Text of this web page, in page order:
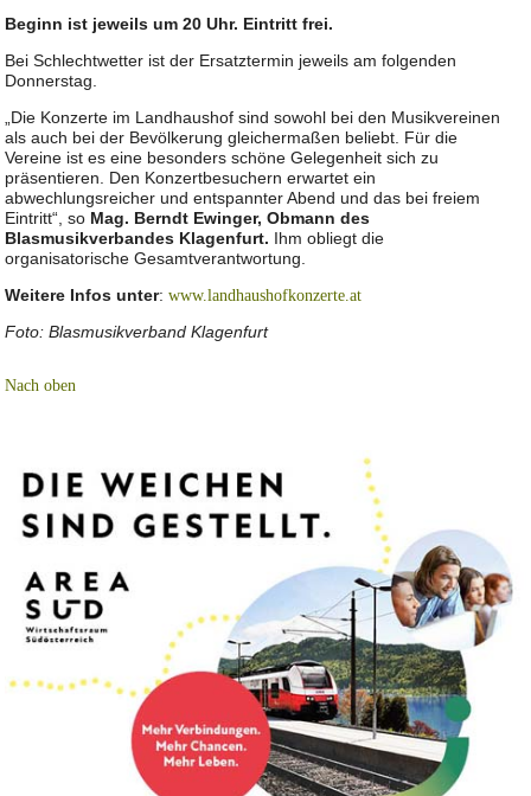
Beginn ist jeweils um 20 Uhr. Eintritt frei.
Bei Schlechtwetter ist der Ersatztermin jeweils am folgenden
Donnerstag.
„Die Konzerte im Landhaushof sind sowohl bei den Musikvereinen
als auch bei der Bevölkerung gleichermaßen beliebt. Für die
Vereine ist es eine besonders schöne Gelegenheit sich zu
präsentieren. Den Konzertbesuchern erwartet ein
abwechlungsreicher und entspannter Abend und das bei freiem
Eintritt“, so Mag. Berndt Ewinger, Obmann des
Blasmusikverbandes Klagenfurt. Ihm obliegt die
organisatorische Gesamtverantwortung.
Weitere Infos unter:www.landhaushofkonzerte.at
Foto: Blasmusikverband Klagenfurt
Nach oben